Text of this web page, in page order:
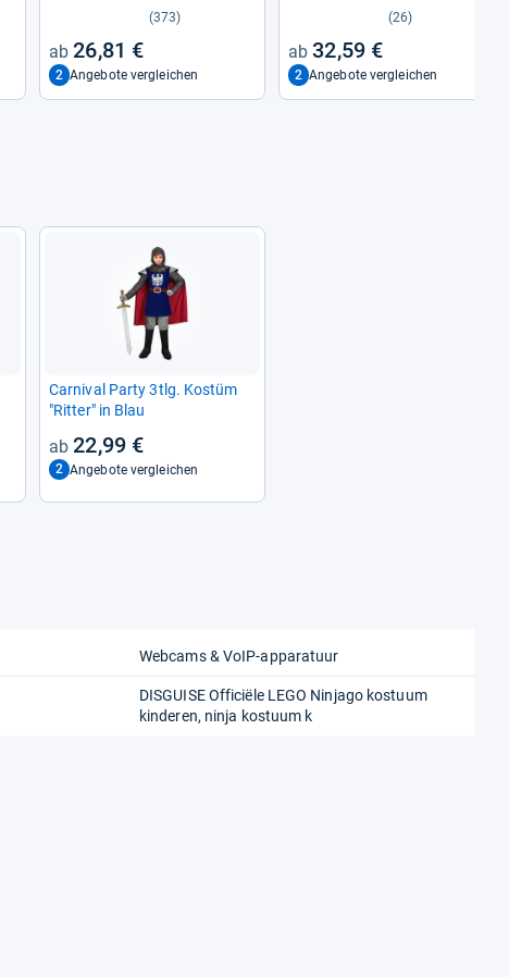
(373)
26,81 €
2 Angebote vergleichen
(26)
32,59 €
2 Angebote vergleichen
Car­ni­val Party 3tlg. Kostüm
"Rit­ter" in Blau
22,99 €
2 Angebote vergleichen
Webcams & VoIP-apparatuur
DISGUISE Officiële LEGO Ninjago kostuum
kinderen, ninja kostuum k